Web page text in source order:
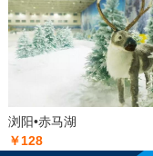
浏阳•赤马湖
￥128